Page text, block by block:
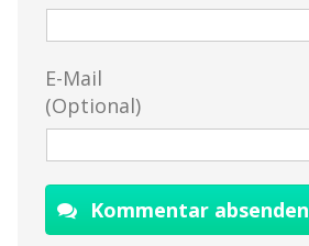
E-Mail
(Optional)
Kommentar absenden